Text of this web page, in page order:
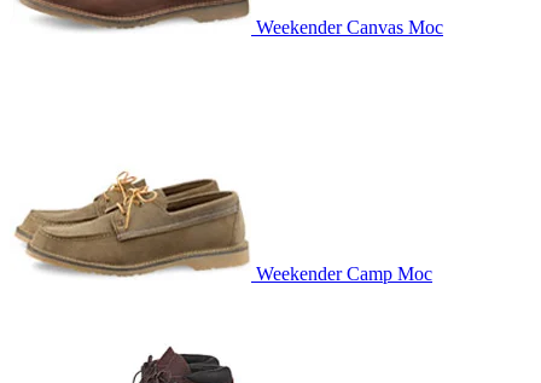
Weekender Canvas Moc
Weekender Camp Moc